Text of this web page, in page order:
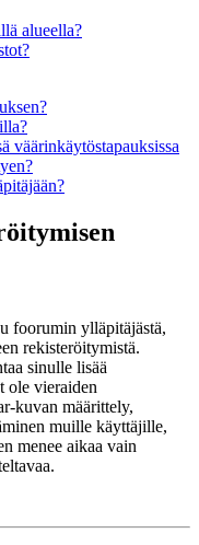
alueella?
väärinkäytöstapauksissa
foorumin ylläpitäjästä,
rekisteröitymistä.
sinulle lisää
ole vieraiden
kuvan määrittely,
muille käyttäjille,
menee aikaa vain